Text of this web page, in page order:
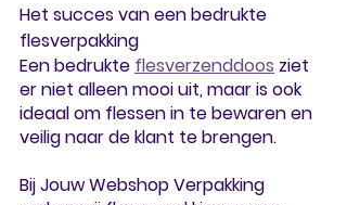
Het succes van een bedrukte
flesverpakking
Een bedrukte flesverzenddoos ziet
er niet alleen mooi uit, maar is ook
ideaal om flessen in te bewaren en
veilig naar de klant te brengen.
Bij Jouw Webshop Verpakking